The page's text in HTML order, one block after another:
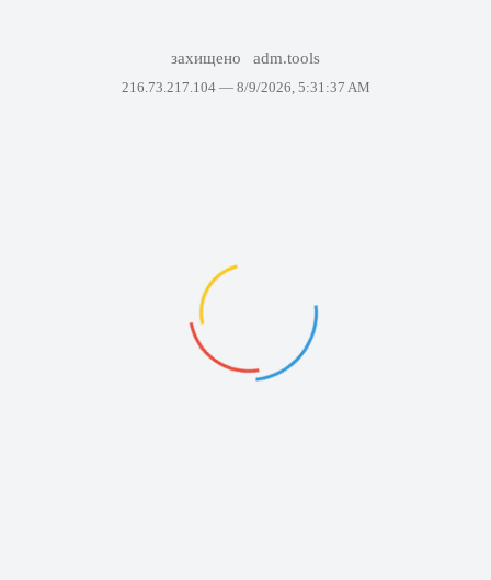
захищено adm.tools
216.73.217.104 — 8/9/2026, 5:31:37 AM